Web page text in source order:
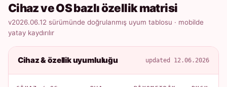
Cihaz ve OS bazlı özellik matrisi
v2026.06.12 sürümünde doğrulanmış uyum tablosu · mobilde
yatay kaydırılır
Cihaz & özellik uyumluluğu updated 12.06.2026